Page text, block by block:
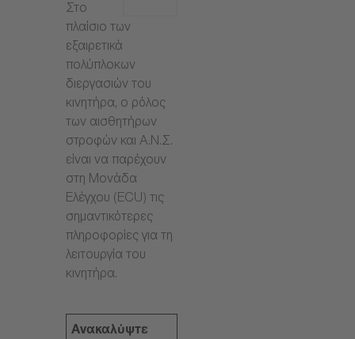
Στο
πλαίσιο των
εξαιρετικά
πολύπλοκων
διεργασιών του
κινητήρα, ο ρόλος
των αισθητήρων
στροφών και Α.Ν.Σ.
είναι να παρέχουν
στη Μονάδα
Ελέγχου (ECU) τις
σημαντικότερες
πληροφορίες για τη
λειτουργία του
κινητήρα.
Ανακαλύψτε